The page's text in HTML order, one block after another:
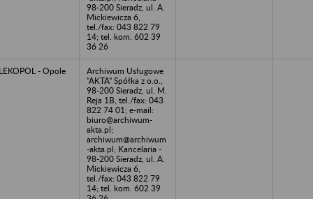
98-200 Sieradz, ul. A.
Mickiewicza 6,
tel./fax: 043 822 79
14; tel. kom. 602 39
36 26
- Opole
Archiwum Usługowe
"AKTA" Spółka z o.o.,
98-200 Sieradz, ul. M.
Reja 1B, tel./fax: 043
822 74 01; e-mail:
biuro@archiwum-
akta.pl;
archiwum@archiwum
-akta.pl; Kancelaria -
98-200 Sieradz, ul. A.
Mickiewicza 6,
tel./fax: 043 822 79
14; tel. kom. 602 39